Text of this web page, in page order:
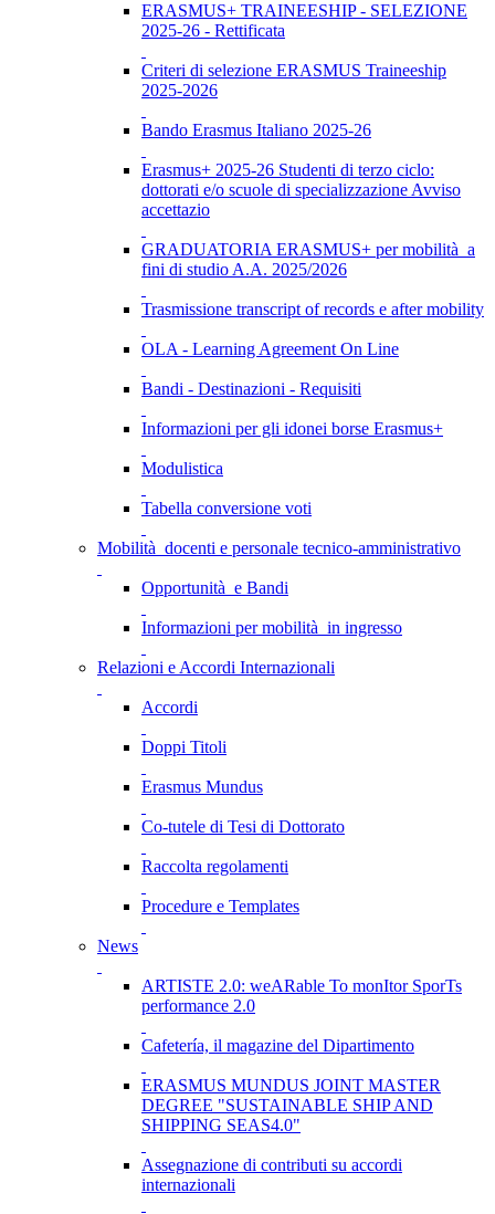
ERASMUS+ TRAINEESHIP - SELEZIONE
2025-26 - Rettificata
Criteri di selezione ERASMUS Traineeship
2025-2026
Bando Erasmus Italiano 2025-26
Erasmus+ 2025-26 Studenti di terzo ciclo:
dottorati e/o scuole di specializzazione Avviso
accettazio
GRADUATORIA ERASMUS+ per mobilità a
fini di studio A.A. 2025/2026
Trasmissione transcript of records e after mobility
OLA - Learning Agreement On Line
Bandi - Destinazioni - Requisiti
Informazioni per gli idonei borse Erasmus+
Modulistica
Tabella conversione voti
Mobilità docenti e personale tecnico-amministrativo
Opportunità e Bandi
Informazioni per mobilità in ingresso
Relazioni e Accordi Internazionali
Accordi
Doppi Titoli
Erasmus Mundus
Co-tutele di Tesi di Dottorato
Raccolta regolamenti
Procedure e Templates
News
ARTISTE 2.0: weARable To monItor SporTs
performance 2.0
Cafetería, il magazine del Dipartimento
ERASMUS MUNDUS JOINT MASTER
DEGREE "SUSTAINABLE SHIP AND
SHIPPING SEAS4.0"
Assegnazione di contributi su accordi
internazionali